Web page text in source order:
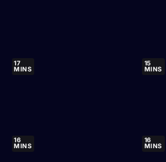
17
MINS
15
MINS
16
MINS
16
MINS